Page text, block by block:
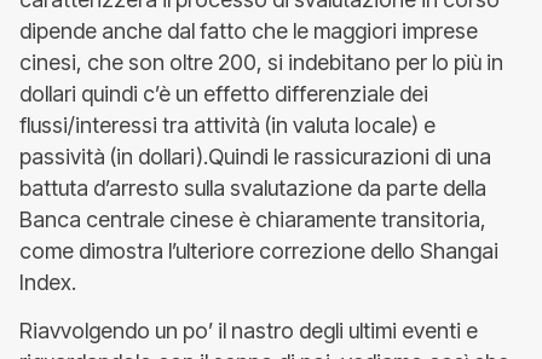
dipende anche dal fatto che le maggiori imprese
cinesi, che son oltre 200, si indebitano per lo più in
dollari quindi c’è un effetto differenziale dei
flussi/interessi tra attività (in valuta locale) e
passività (in dollari).Quindi le rassicurazioni di una
battuta d’arresto sulla svalutazione da parte della
Banca centrale cinese è chiaramente transitoria,
come dimostra l’ulteriore correzione dello Shangai
Index.
Riavvolgendo un po’ il nastro degli ultimi eventi e